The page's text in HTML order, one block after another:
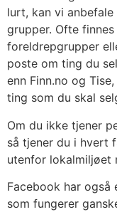
lurt, kan vi
grupper. Ofte
foreldrepgrupper
poste om ting du
enn Finn.no og
ting som du skal
Om du ikke tjener
så tjener du i hvert
utenfor lokalmiljøet
Facebook har også
som fungerer